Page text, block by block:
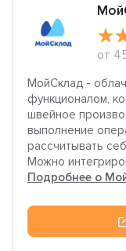
от
МойСклад -
функционалом,
швейное
выполнение
рассчитывать
Можно
Подробнее о